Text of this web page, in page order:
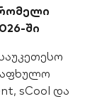
ში
sCool და